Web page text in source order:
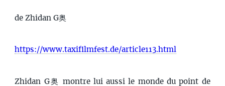
de Zhidan G奥
https://www.taxifilmfest.de/article113.html
Zhidan G奥 montre lui aussi le monde du point de